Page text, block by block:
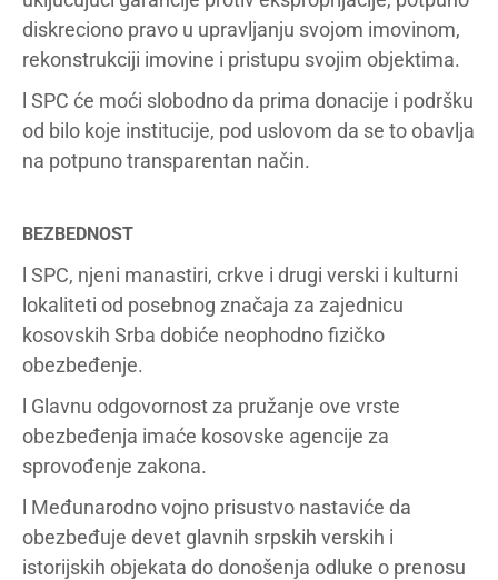
diskreciono pravo u upravljanju svojom imovinom,
rekonstrukciji imovine i pristupu svojim objektima.
l SPC će moći slobodno da prima donacije i podršku
od bilo koje institucije, pod uslovom da se to obavlja
na potpuno transparentan način.
BEZBEDNOST
l SPC, njeni manastiri, crkve i drugi verski i kulturni
lokaliteti od posebnog značaja za zajednicu
kosovskih Srba dobiće neophodno fizičko
obezbeđenje.
l Glavnu odgovornost za pružanje ove vrste
obezbeđenja imaće kosovske agencije za
sprovođenje zakona.
l Međunarodno vojno prisustvo nastaviće da
obezbeđuje devet glavnih srpskih verskih i
istorijskih objekata do donošenja odluke o prenosu